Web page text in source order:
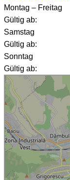
Montag – Freitag
Gültig ab:
Samstag
Gültig ab:
Sonntag
Gültig ab: